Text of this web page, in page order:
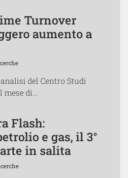
Turnover
aumento a
del Centro Studi
mese di...
Flash:
e gas, il 3°
in salita